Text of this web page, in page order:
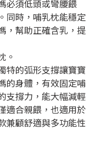
必須低頭或彎腰餵
同時，哺乳枕能穩定
，幫助正確含乳，提
。
特的弧形支撐讓寶寶
的身體，有效固定哺
支撐力，能大幅減輕
適合親餵，也適用於
兼顧舒適與多功能性